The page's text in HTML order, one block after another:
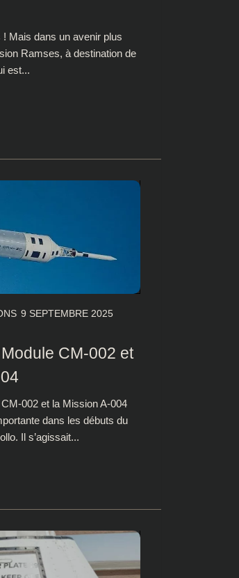
Mais dans un avenir plus
Ramses, à destination de
est...
9 SEPTEMBRE 2025
CM-002 et
002 et la Mission A-004
dans les débuts du
Il s’agissait...